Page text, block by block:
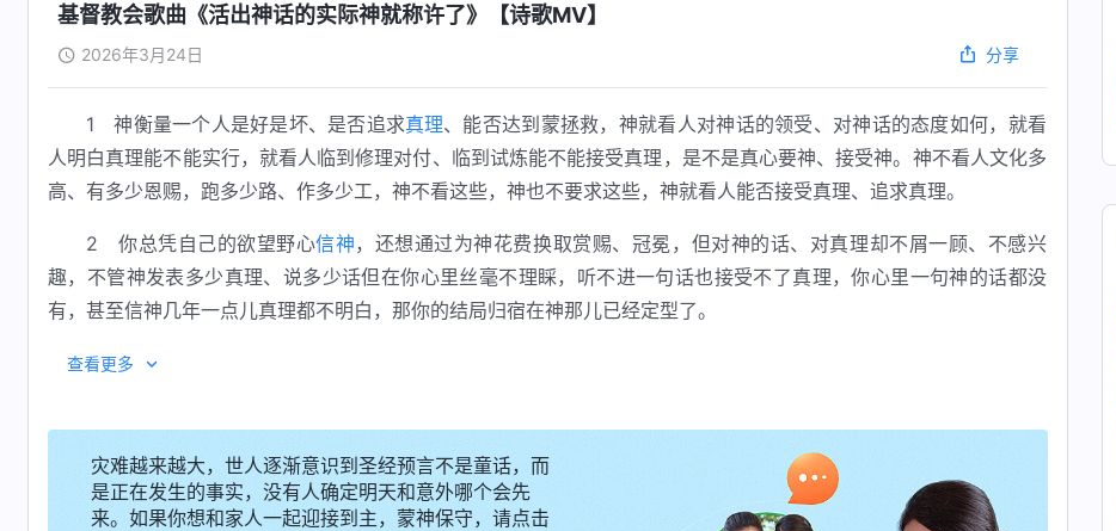
基督教会歌曲《活出神话的实际神就称许了》【诗歌MV】
2026年3月24日 分享
1 神衡量一个人是好是坏、是否追求真理、能否达到蒙拯救，神就看人对神话的领受、对神话的态度如何，就看
人明白真理能不能实行，就看人临到修理对付、临到试炼能不能接受真理，是不是真心要神、接受神。神不看人文化多
高、有多少恩赐，跑多少路、作多少工，神不看这些，神也不要求这些，神就看人能否接受真理、追求真理。
2 你总凭自己的欲望野心信神，还想通过为神花费换取赏赐、冠冕，但对神的话、对真理却不屑一顾、不感兴
趣，不管神发表多少真理、说多少话但在你心里丝毫不理睬，听不进一句话也接受不了真理，你心里一句神的话都没
有，甚至信神几年一点儿真理都不明白，那你的结局归宿在神那儿已经定型了。
3 人要想得到神的应许，首先得遵行神的道，听神的话，实行神的话，把神的话变成生活中的实际，变成你说
管选择接触哪类人还是远离、弃绝哪类人都得有神的话作根据，这样经历实行就能够活出神话的实际了，这样就能够得
着神的称许了。
座谈纪要・宝爱神话是信神的基础》
查看更多
灾难越来越大，世人逐渐意识到圣经预言不是童话，而
是正在发生的事实，没有人确定明天和意外哪个会先
来。如果你想和家人一起迎接到主，蒙神保守，请点击